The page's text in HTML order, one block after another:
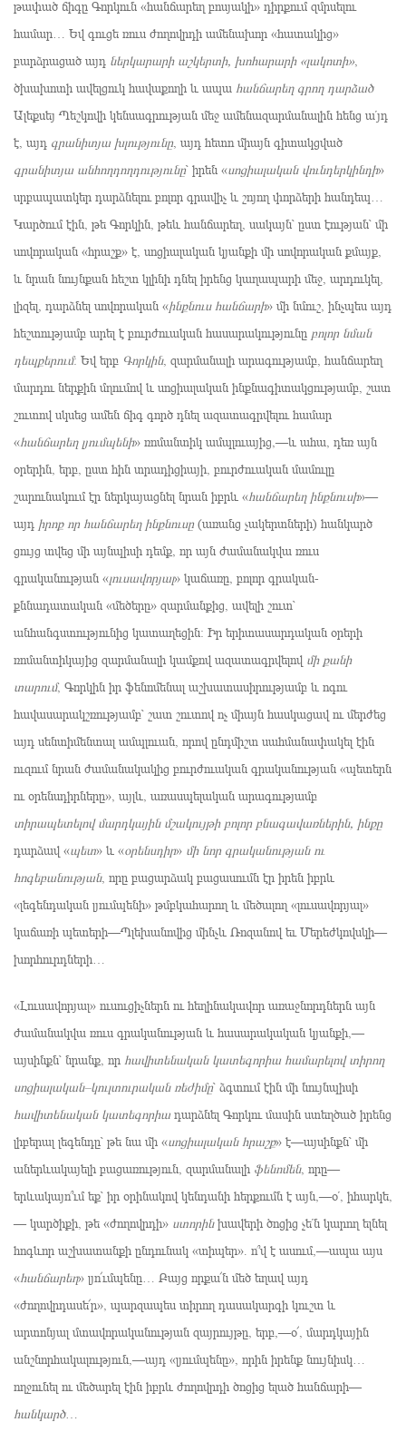
թափած ճիգը Գորկուն «հանճարեղ բոսյակի» դիրքում զմրսելու
համար… Եվ գուցե ռուս ժողովրդի ամենախոր «հատակից»
բարձրացած այդ ներկարարի աշկերտի, խոհարարի «լակոտի»,
ծխախոտի ավելցուկ հավաքողի և ապա հանճարեղ գրող դարձած
Ալեքսեյ Պեշկովի կենսագրության մեջ ամենազարմանալին հենց ա՛յդ
է, այդ գրանիտյա խլությունը, այդ հետո միայն գիտակցված
գրանիտյա անհողդողդությունը՝ իրեն «սոցիալական վունդերկինդի»
սրբապատկեր դարձնելու բոլոր գրավիչ և շոյող փորձերի հանդեպ…
Կարծում էին, թե Գորկին, թեև հանճարեղ, սակայն՝ ըստ էության՝ մի
սովորական «հրաշք» է, սոցիալական կյանքի մի սովորական քմայք,
և նրան նույնքան հեշտ կլինի դնել իրենց կաղապարի մեջ, արդուկել,
լիզել, դարձնել սովորական «ինքնուս հանճարի» մի նմուշ, ինչպես այդ
հեշտությամբ արել է բուրժուական հասարակությունը բոլոր նման
դեպքերում։ Եվ երբ Գորկին, զարմանալի արագությամբ, հանճարեղ
մարդու ներքին մղումով և սոցիալական ինքնագիտակցությամբ, շատ
շուտով սկսեց ամեն ճիգ գործ դնել ազատագրվելու համար
«հանճարեղ լյումպենի» ռոմանտիկ ամպլուայից,—և ահա, դեռ այն
օրերին, երբ, ըստ հին տրադիցիայի, բուրժուական մամուլը
շարունակում էր ներկայացնել նրան իբրև «հանճարեղ ինքնուսի»—
այդ իրոք որ հանճարեղ ինքնուսը (առանց չակերտների) հանկարծ
ցույց տվեց մի այնպիսի դեմք, որ այն ժամանակվա ռուս
գրականության «լուսավորյալ» կաճառը, բոլոր գրական-
քննադատական «մեծերը» զարմանքից, ավելի շուտ՝
անհանգստությունից կատաղեցին: Իր երիտասարդական օրերի
ռոմանտիկայից զարմանալի կամքով ազատագրվելով մի քանի
տարում, Գորկին իր ֆենոմենալ աշխատասիրությամբ և ոգու
հավասարակշռությամբ՝ շատ շուտով ոչ միայն հասկացավ ու մերժեց
այդ սենտիմենտալ ամպլուան, որով ընդմիշտ սահմանափակել էին
ուզում նրան ժամանակակից բուրժուական գրականության «պետերն
ու օրենսդիրները», այլև, առասպելական արագությամբ
տիրապետելով մարդկային մշակույթի բոլոր բնագավառներին, ինքը
դարձավ «պետ» և «օրենսդիր» մի նոր գրականության ու
հոգեբանության, որը բացարձակ բացասումն էր իրեն իբրև
«լեգենդական լյումպենի» թմբկահարող և մեծալող «լուսավորյալ»
կաճառի պետերի—Պլեխանովից մինչև Ռոզանով եւ Մերեժկովսկի—
խորհուրդների…
«Լուսավորյալ» ուսուցիչներն ու հեղինակավոր առաջնորդներն այն
ժամանակվա ռուս գրականության և հասարակական կյանքի,—
այսինքն՝ նրանք, որ հավիտենական կատեգորիա համարելով տիրող
սոցիալական–կուլտուրական ռեժիմը՝ ձգտում էին մի նույնպիսի
հավիտենական կատեգորիադարձնել Գորկու մասին ստեղծած իրենց
լիբերալ լեգենդը՝ թե նա մի «սոցիալական հրաշք» է—այսինքն՝ մի
աներևակայելի բացառություն, զարմանալի ֆենոմեն, որը—
երևակայո՞ւմ եք՝ իր օրինակով կենդանի հերքումն է այն,—օ՛, իհարկե,
— կարծիքի, թե «ժողովրդի» ստորինխավերի ծոցից չե՛ն կարող ելնել
հոգևոր աշխատանքի ընդունակ «տիպեր». ո՞վ է ասում,—ապա այս
«հանճարեղ» լյո՜ւմպենը… Բայց որքա՜ն մեծ եղավ այդ
«ժողովրդասե՜ր», պարզապես տիրող դասակարգի կուշտ և
արտոնյալ մտավորականության զայրույթը, երբ,—օ՜, մարդկային
անշնորհակալություն,—այդ «լյումպենը», որին իրենք նույնիսկ…
ողջունել ու մեծարել էին իբրև ժողովրդի ծոցից ելած հանճարի—
հանկարծ…